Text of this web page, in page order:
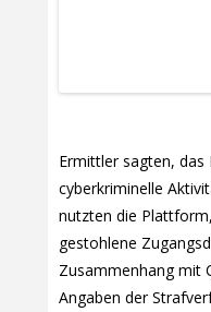
Ermittler sagten,
cyberkriminelle
nutzten die
gestohlene
Zusammenhang mit
Angaben der